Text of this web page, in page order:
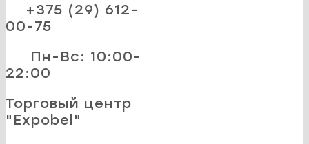
+375 (29) 612-
00-75
Пн-Вс: 10:00-
22:00
Торговый центр
"Expobel"